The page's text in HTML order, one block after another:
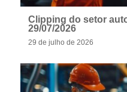
READ MORE
Clipping do setor
29/07/2026
29 de julho de 2026